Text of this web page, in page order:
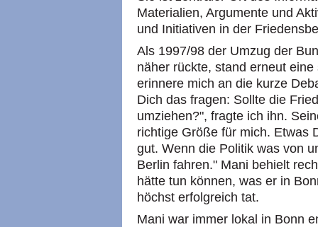
Materialien, Argumente und
und Initiativen in der
Als 1997/98 der Umzug der
näher rückte, stand erneut
erinnere mich an die kurze
Dich das fragen: Sollte die
umziehen?", fragte ich ihn.
richtige Größe für mich. Etwas
gut. Wenn die Politik was von
Berlin fahren." Mani behielt
hätte tun können, was er in
höchst erfolgreich tat.
Mani war immer lokal in Bonn